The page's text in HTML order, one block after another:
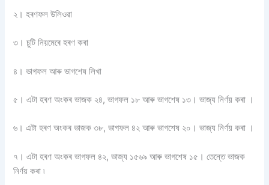
২। হৰণফল উলিওৱা
৩। চুটি নিয়মেৰে হৰণ কৰা
৪। ভাগফল আৰু ভাগশেষ লিখা
৫। এটা হৰণ অংকৰ ভাজক ২৪, ভাগফল ১৮ আৰু ভাগশেষ ১৩। ভাজ্য নির্ণয় কৰা ।
৬। এটা হৰণ অংকৰ ভাজক ৩৮, ভাগফল ৪২ আৰু ভাগশেষ ২০। ভাজ্য নিৰ্ণয় কৰা ।
৭। এটা হৰণ অংকৰ ভাগফল ৪২, ভাজ্য ১৫৬৯ আৰু ভাগশেষ ১৫। তেন্তে ভাজক
নিৰ্ণয় কৰা ৷